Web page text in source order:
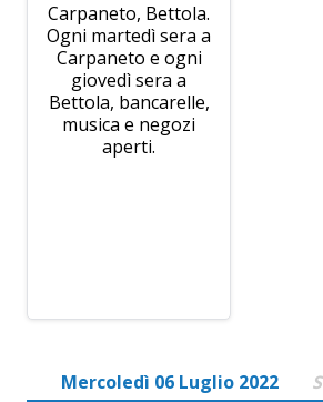
Carpaneto, Bettola.
Ogni martedì sera a
Carpaneto e ogni
giovedì sera a
Bettola, bancarelle,
musica e negozi
aperti.
Mercoledì 06 Luglio 2022